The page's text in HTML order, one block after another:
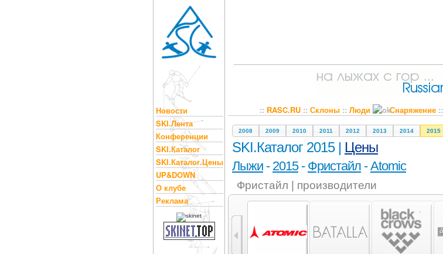
Новости
SKI.Лента
Конференции
SKI.Каталог
SKI.Каталог.Цены
UP&DOWN
О клубе
Реклама
:: RASC.RU:: Склоны:: Люди Снаряжение::
2008 2009 2010 2011 2012 2013 2014 2015
SKI.Каталог 2015 | Цены
Лыжи - 2015- Фристайл -Atomic
Фристайл | производители